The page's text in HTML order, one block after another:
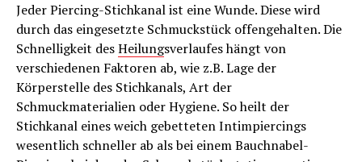
Jeder Piercing-Stichkanal ist eine Wunde. Diese wird
durch das eingesetzte Schmuckstück offengehalten. Die
Schnelligkeit desHeilungsverlaufes hängt von
verschiedenen Faktoren ab, wie z.B. Lage der
Körperstelle des Stichkanals, Art der
Schmuckmaterialien oder Hygiene. So heilt der
Stichkanal eines weich gebetteten Intimpiercings
wesentlich schneller ab als bei einem Bauchnabel-